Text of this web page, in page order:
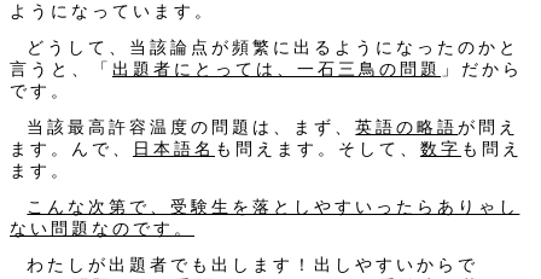
ようになっています。
どうして、当該論点が頻繁に出るようになったのかと
言うと、「 出題者にとっては、一石三鳥の問題 」だから
です。
当該最高許容温度の問題は、まず、英語の略語が問え
ます。んで、
日本語名 も問えます。そして、 数字 も問え
ます。
こんな次第で、受験生を落としやすいったらありゃし
ない問題なのです。
わたしが出題者でも出します！出しやすいからで